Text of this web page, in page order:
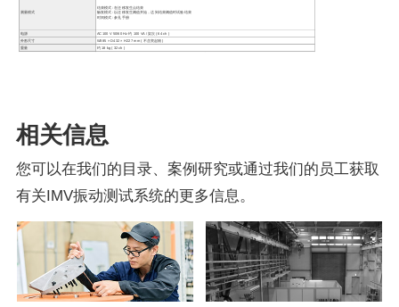
相关信息
您可以在我们的目录、案例研究或通过我们的员工获取
有关IMV振动测试系统的更多信息。